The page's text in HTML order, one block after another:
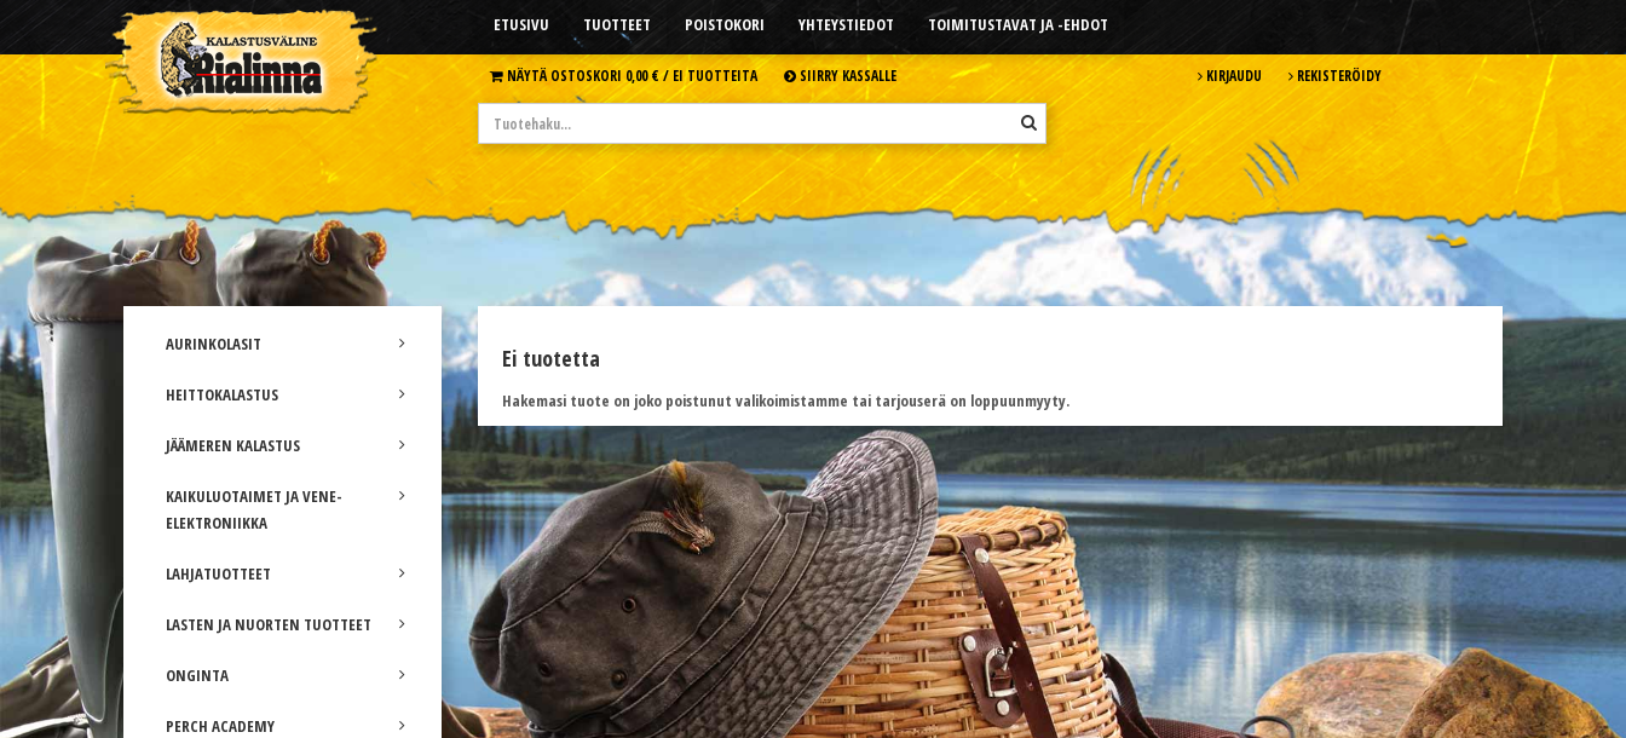
ETUSIVU TUOTTEET POISTOKORI YHTEYSTIEDOT TOIMITUSTAVAT JA -EHDOT
NÄYTÄ OSTOSKORI 0,00 € /EI TUOTTEITA SIIRRY KASSALLE KIRJAUDU REKISTERÖIDY
AURINKOLASIT
HEITTOKALASTUS
JÄÄMEREN KALASTUS
KAIKULUOTAIMET JA VENE-
ELEKTRONIIKKA
LAHJATUOTTEET
LASTEN JA NUORTEN TUOTTEET
ONGINTA
PERCH ACADEMY
Ei tuotetta
Hakemasi tuote on joko poistunut valikoimistamme tai tarjouserä on loppuunmyyty.